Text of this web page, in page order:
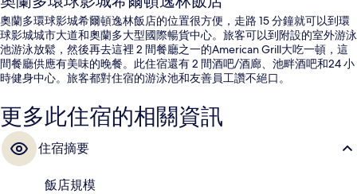
奧蘭多環球影城希爾頓逸林飯店的位置很方便，走路 15 分鐘就可以到環
球影城城市大道和奧蘭多大型國際暢貨中心。旅客可以到附設的室外游泳
池游泳放鬆，然後再去這裡 2 間餐廳之一的American Grill大吃一頓，這
間餐廳供應有美味的晚餐。此住宿還有 2 間酒吧/酒廊、池畔酒吧和24 小
時健身中心。旅客都對住宿的游泳池和友善員工讚不絕口。
更多此住宿的相關資訊
住宿摘要
飯店規模